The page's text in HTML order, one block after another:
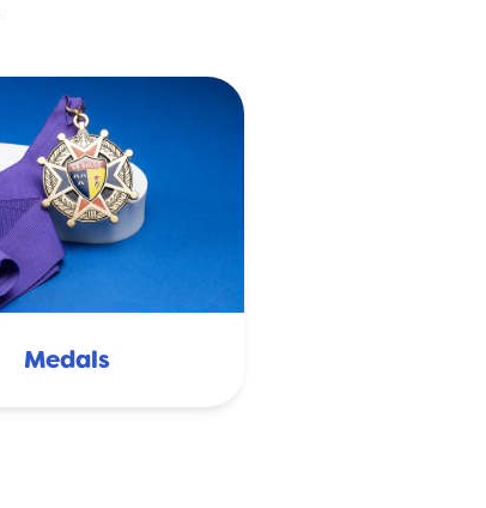
Medals